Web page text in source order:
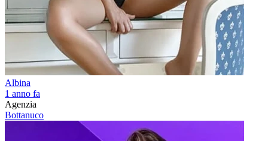
Albina
1 anno fa
Agenzia
Bottanuco